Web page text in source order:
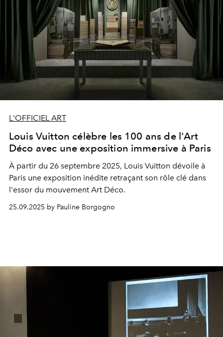
L'OFFICIEL ART
Louis Vuitton célèbre les 100 ans de l'Art
Déco avec une exposition immersive à Paris
À partir du 26 septembre 2025, Louis Vuitton dévoile à
Paris une exposition inédite retraçant son rôle clé dans
l'essor du mouvement Art Déco.
25.09.2025 by Pauline Borgogno